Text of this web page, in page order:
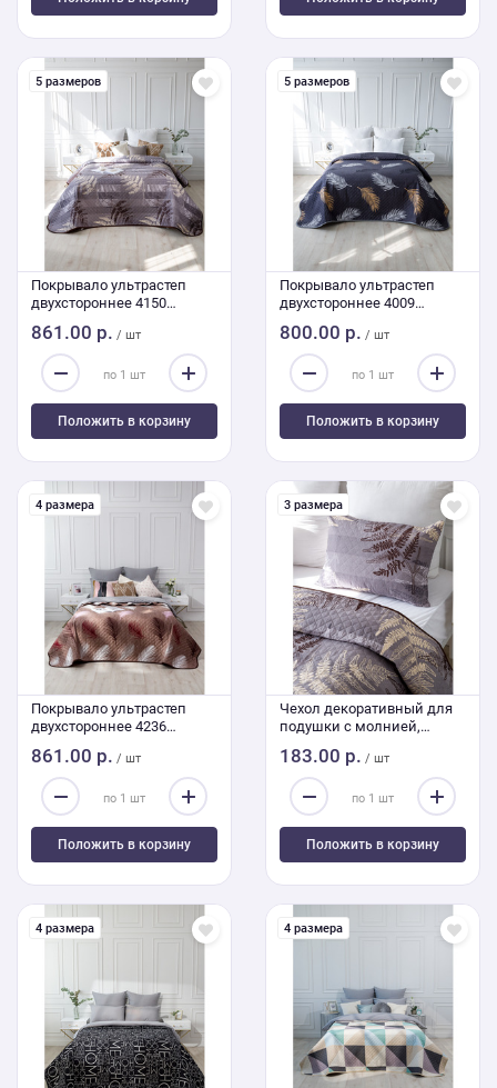
5 размеров
Покрывало ультрастеп
двухстороннее 4150
861.00 р. / шт
Положить в корзину
5 размеров
Покрывало ультрастеп
двухстороннее 4009
800.00 р. / шт
Положить в корзину
4 размера
Покрывало ультрастеп
двухстороннее 4236
861.00 р. / шт
Положить в корзину
3 размера
Чехол декоративный для
подушки с молнией,
183.00 р. / шт
Положить в корзину
4 размера 4 размера